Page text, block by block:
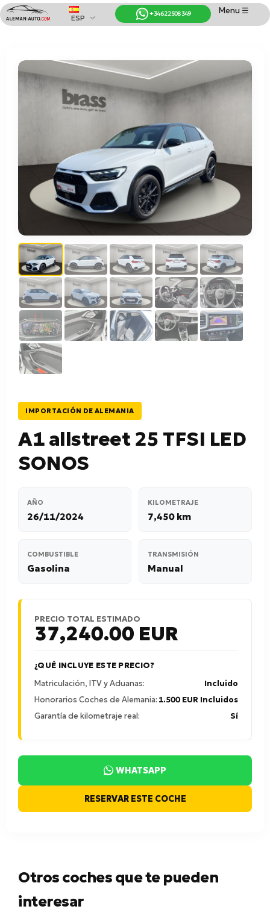
Coches de Alemania
Importación de Coches de Alemania
Menu ☰
+34 622 508 349
ESP
IMPORTACIÓN DE ALEMANIA
A1 allstreet 25 TFSI LED
SONOS
AÑO
26/11/2024
KILOMETRAJE
7,450 km
COMBUSTIBLE
Gasolina
TRANSMISIÓN
Manual
PRECIO TOTAL ESTIMADO
37,240.00 EUR
¿QUÉ INCLUYE ESTE PRECIO?
Matriculación, ITV y Aduanas:
Incluido
Honorarios Coches de Alemania: 1.500 EUR Incluidos
Garantía de kilometraje real:
Sí
WHATSAPP
RESERVAR ESTE COCHE
Otros coches que te pueden
interesar